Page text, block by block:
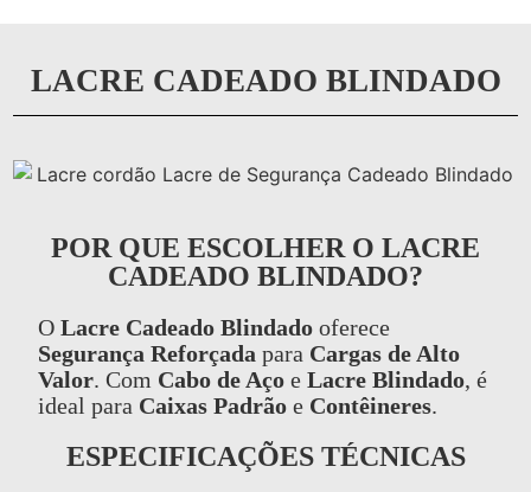
LACRE CADEADO BLINDADO
POR QUE ESCOLHER O LACRE
CADEADO BLINDADO?
O Lacre Cadeado Blindado oferece
Segurança Reforçada para Cargas de Alto
Valor. Com Cabo de Aço e Lacre Blindado, é
ideal para Caixas Padrão e Contêineres.
ESPECIFICAÇÕES TÉCNICAS